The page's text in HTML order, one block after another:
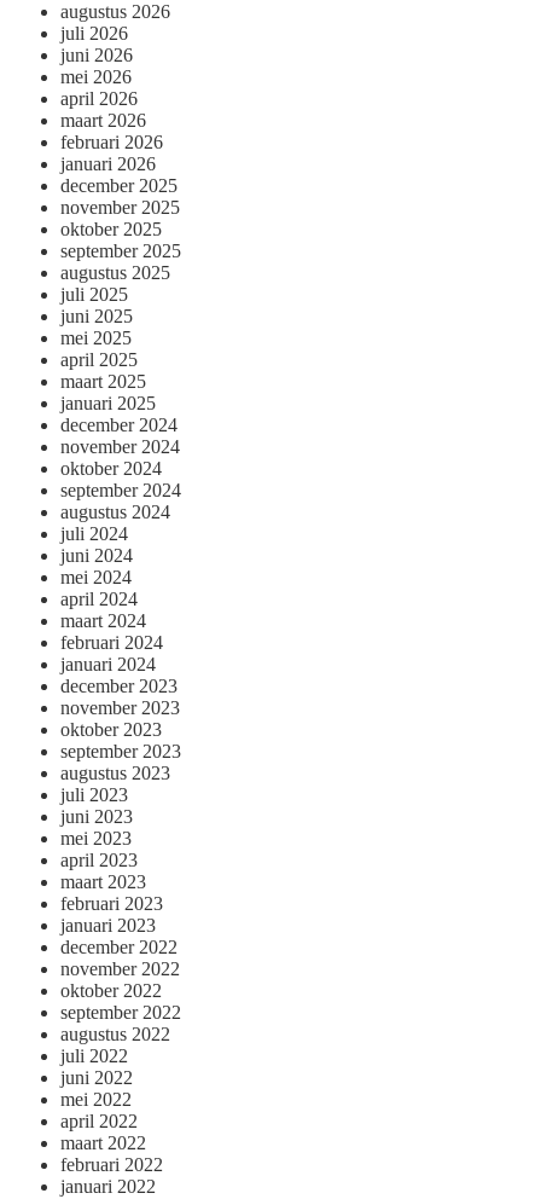
augustus 2026
juli 2026
juni 2026
mei 2026
april 2026
maart 2026
februari 2026
januari 2026
december 2025
november 2025
oktober 2025
september 2025
augustus 2025
juli 2025
juni 2025
mei 2025
april 2025
maart 2025
januari 2025
december 2024
november 2024
oktober 2024
september 2024
augustus 2024
juli 2024
juni 2024
mei 2024
april 2024
maart 2024
februari 2024
januari 2024
december 2023
november 2023
oktober 2023
september 2023
augustus 2023
juli 2023
juni 2023
mei 2023
april 2023
maart 2023
februari 2023
januari 2023
december 2022
november 2022
oktober 2022
september 2022
augustus 2022
juli 2022
juni 2022
mei 2022
april 2022
maart 2022
februari 2022
januari 2022